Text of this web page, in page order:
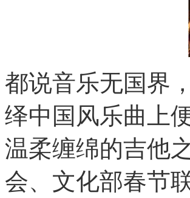
都说音乐无国界
绎中国风乐曲上
温柔缠绵的吉他
会、文化部春节